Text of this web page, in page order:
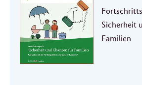
Sicherheit
Familien